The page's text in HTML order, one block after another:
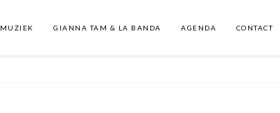
MUZIEK GIANNA TAM & LA BANDA AGENDA CONTACT